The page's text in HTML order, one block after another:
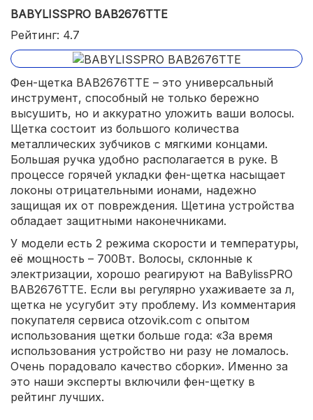
BABYLISSPRO BAB2676TTE
Рейтинг: 4.7
Фен-щетка BAB2676TTE – это универсальный
инструмент, способный не только бережно
высушить, но и аккуратно уложить ваши волосы.
Щетка состоит из большого количества
металлических зубчиков с мягкими концами.
Большая ручка удобно располагается в руке. В
процессе горячей укладки фен-щетка насыщает
локоны отрицательными ионами, надежно
защищая их от повреждения. Щетина устройства
обладает защитными наконечниками.
У модели есть 2 режима скорости и температуры,
её мощность – 700Вт. Волосы, склонные к
электризации, хорошо реагируют на BaBylissPRO
BAB2676TTE. Если вы регулярно ухаживаете за л,
щетка не усугубит эту проблему. Из комментария
покупателя сервиса otzovik.com с опытом
использования щетки больше года: «За время
использования устройство ни разу не ломалось.
Очень порадовало качество сборки». Именно за
это наши эксперты включили фен-щетку в
рейтинг лучших.